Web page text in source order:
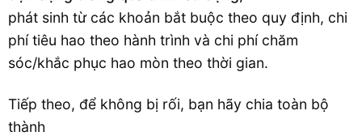
phát sinh từ các khoản bắt buộc theo quy định, chi
phí tiêu hao theo hành trình và chi phí chăm
sóc/khắc phục hao mòn theo thời gian.
Tiếp theo, để không bị rối, bạn hãy chia toàn bộ
thành